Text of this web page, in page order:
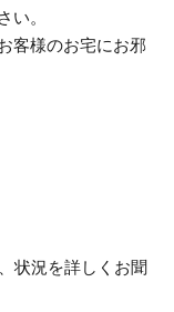
い。
客様のお宅にお邪
状況を詳しくお聞